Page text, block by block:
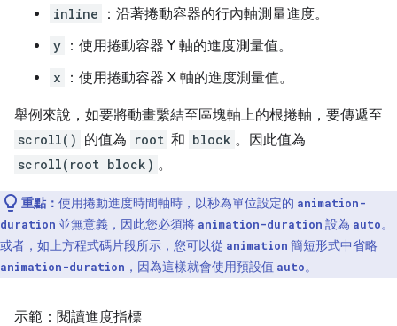
inline ：沿著捲動容器的行內軸測量進度。
y ：使用捲動容器 Y 軸的進度測量值。
x ：使用捲動容器 X 軸的進度測量值。
舉例來說，如要將動畫繫結至區塊軸上的根捲軸，要傳遞至
scroll() 的值為 root 和 block 。因此值為
scroll(root block) 。
重點： 使用捲動進度時間軸時，以秒為單位設定的 animation-
duration 並無意義，因此您必須將 animation-duration 設為 auto。
或者，如上方程式碼片段所示，您可以從 animation 簡短形式中省略
animation-duration ，因為這樣就會使用預設值 auto。
示範：閱讀進度指標